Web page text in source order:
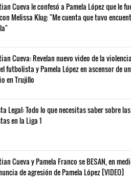
Cueva le confesó a Pamela López que le
Melissa Klug: "Me cuenta que tuvo
Cueva: Revelan nuevo video de la
futbolista y Pamela López en ascensor de un
en Trujillo
Legal: Todo lo que necesitas saber sobre las
en la Liga 1
Cueva y Pamela Franco se BESAN, en
de agresión de Pamela López [VIDEO]